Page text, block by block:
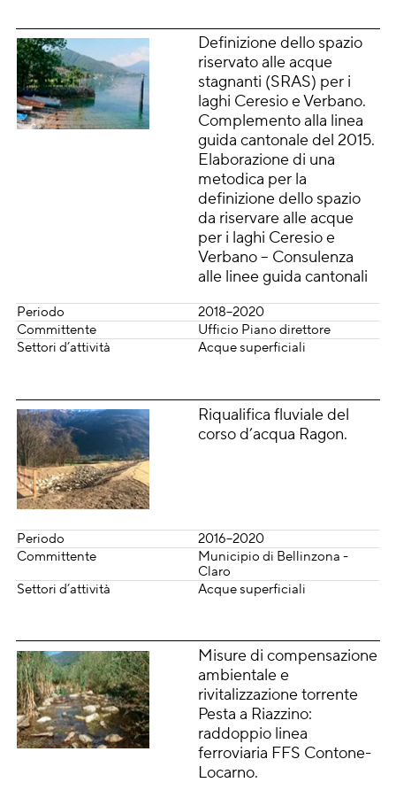
Definizione dello spazio
riservato alle acque
stagnanti (SRAS) per i
laghi Ceresio e Verbano.
Complemento alla linea
guida cantonale del 2015.
Elaborazione di una
metodica per la
definizione dello spazio
da riservare alle acque
per i laghi Ceresio e
Verbano – Consulenza
alle linee guida cantonali
Periodo
2018–2020
Committente
Ufficio Piano direttore
Settori d’attività
Acque superficiali
Riqualifica fluviale del
corso d’acqua Ragon.
Periodo
2016–2020
Committente
Municipio di Bellinzona -
Claro
Settori d’attività
Acque superficiali
Misure di compensazione
ambientale e
rivitalizzazione torrente
Pesta a Riazzino:
raddoppio linea
ferroviaria FFS Contone-
Locarno.